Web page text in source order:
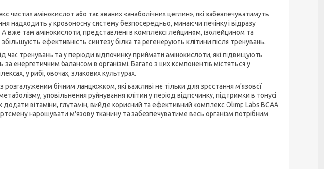
чистих амінокислот або так званих «анаболічних цеглин», які забезпечуватимуть
надходить у кровоносну систему безпосередньо, минаючи печінку і відразу
вже там амінокислоти, представлені в комплексі лейцином, ізолейцином та
збільшують ефективність синтезу білка та регенерують клітини після тренувань.
час тренувань та у періоди відпочинку приймати амінокислоти, які підвищують
енергетичним балансом в організмі. Багато з цих компонентів містяться у
у рибі, овочах, злакових культурах.
розгалуженим бічним ланцюжком, які важливі не тільки для зростання м'язової
уповільнення руйнування клітин у період відпочинку, підтримки в тонусі
вітаміни, глутамін, вийде корисний та ефективний комплекс Olimp Labs BCAA
нарощувати м'язову тканину та забезпечуватиме весь організм потрібним